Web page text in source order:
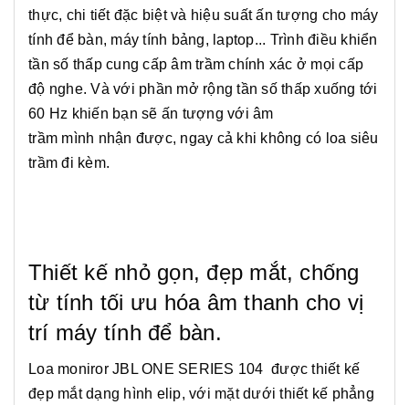
thực, chi tiết đặc biệt và hiệu suất ấn tượng cho máy
tính để bàn, máy tính bảng, laptop... Trình điều khiển
tần số thấp cung cấp âm trầm chính xác ở mọi cấp
độ nghe. Và với phần mở rộng tần số thấp xuống tới
60 Hz khiến bạn sẽ ấn tượng với âm
trầm mình nhận được, ngay cả khi không có loa siêu
trầm đi kèm.
Thiết kế nhỏ gọn, đẹp mắt, chống
từ tính tối ưu hóa âm thanh cho vị
trí máy tính để bàn.
Loa moniror JBL ONE SERIES 104 được thiết kế
đẹp mắt dạng hình elip, với mặt dưới thiết kế phẳng